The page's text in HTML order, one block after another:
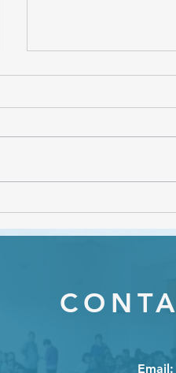
Webinar
conflictos en el
Email: